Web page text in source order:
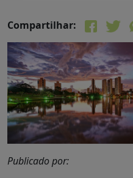
Compartilhar:
Publicado por: